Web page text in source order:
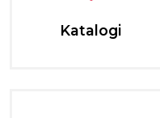
Katalogi